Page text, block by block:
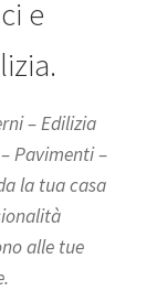
e
– Edilizia
Pavimenti –
la tua casa
alle tue